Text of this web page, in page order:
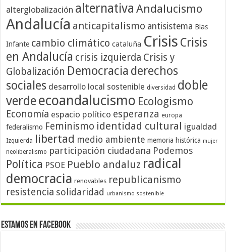
alterglobalización alternativa Andalucismo
Andalucía anticapitalismo antisistema Blas
Infante cambio climático cataluña Crisis Crisis
en Andalucía crisis izquierda Crisis y
Globalización Democracia derechos
sociales desarrollo local sostenible diversidad doble
verdeecoandalucismo Ecologismo
Economía espacio político esperanza europa
federalismo Feminismo identidad cultural igualdad
Izquierda libertad medio ambiente memoria histórica mujer
neoliberalismo participación ciudadana Podemos
Política PSOE Pueblo andaluz radical
democracia renovables republicanismo
resistencia solidaridad urbanismo sostenible
Estamos en Facebook